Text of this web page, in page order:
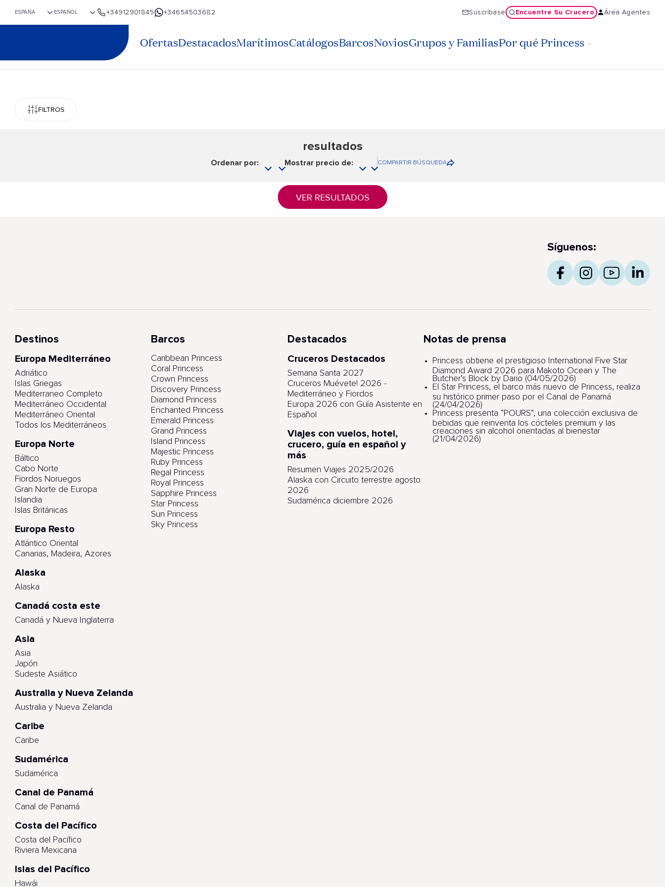
+34912901845 +34654503682 Suscríbase Encuentre Su Crucero Área Agentes
OfertasDestacadosMarítimosCatálogosBarcosNoviosGrupos y FamiliasPor qué Princess
FILTROS
resultados
Ordenar por: Mostrar precio de: COMPARTIR BÚSQUEDA
VER RESULTADOS
Síguenos:
Destinos
Europa Mediterráneo
Adriático
Islas Griegas
Mediterraneo Completo
Mediterráneo Occidental
Mediterráneo Oriental
Todos los Mediterráneos
Europa Norte
Báltico
Cabo Norte
Fiordos Noruegos
Gran Norte de Europa
Islandia
Islas Británicas
Europa Resto
Atlántico Oriental
Canarias, Madeira, Azores
Alaska
Alaska
Canadá costa este
Canadá y Nueva Inglaterra
Asia
Asia
Japón
Sudeste Asiático
Australia y Nueva Zelanda
Australia y Nueva Zelanda
Caribe
Caribe
Sudamérica
Sudamérica
Canal de Panamá
Canal de Panamá
Costa del Pacífico
Costa del Pacífico
Riviera Mexicana
Islas del Pacífico
Hawái
Barcos
Caribbean Princess
Coral Princess
Crown Princess
Discovery Princess
Diamond Princess
Enchanted Princess
Emerald Princess
Grand Princess
Island Princess
Majestic Princess
Ruby Princess
Regal Princess
Royal Princess
Sapphire Princess
Star Princess
Sun Princess
Sky Princess
Destacados
Cruceros Destacados
Semana Santa 2027
Cruceros Muévete! 2026 -
Mediterráneo y Fiordos
Europa 2026 con Guía Asistente en
Español
Viajes con vuelos, hotel,
crucero, guía en español y
más
Resumen Viajes 2025/2026
Alaska con Circuito terrestre agosto
2026
Sudamérica diciembre 2026
Notas de prensa
Princess obtiene el prestigioso International Five Star
Diamond Award 2026 para Makoto Ocean y The
Butcher’s Block by Dario (04/05/2026)
El Star Princess, el barco más nuevo de Princess, realiza
su histórico primer paso por el Canal de Panamá
(24/04/2026)
Princess presenta “POURS”, una colección exclusiva de
bebidas que reinventa los cócteles premium y las
creaciones sin alcohol orientadas al bienestar
(21/04/2026)